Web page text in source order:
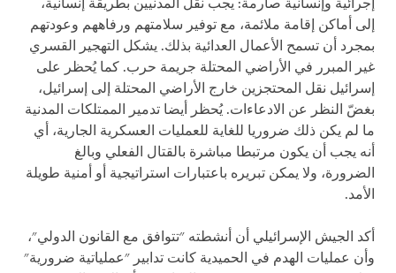
إجرائية وإنسانية صارمة: يجب نقل المدنيين بطريقة إنسانية،
إلى أماكن إقامة ملائمة، مع توفير سلامتهم ورفاههم وعودتهم
بمجرد أن تسمح الأعمال العدائية بذلك. يشكل التهجير القسري
غير المبرر في الأراضي المحتلة جريمة حرب. كما يُحظر على
إسرائيل نقل المحتجزين خارج الأراضي المحتلة إلى إسرائيل،
بغضّ النظر عن الادعاءات. يُحظر أيضا تدمير الممتلكات المدنية
ما لم يكن ذلك ضروريا للغاية للعمليات العسكرية الجارية، أي
أنه يجب أن يكون مرتبطا مباشرة بالقتال الفعلي وبالغ
الضرورة، ولا يمكن تبريره باعتبارات استراتيجية أو أمنية طويلة
الأمد.
أكد الجيش الإسرائيلي أن أنشطته "تتوافق مع القانون الدولي"،
وأن عمليات الهدم في الحميدية كانت تدابير "عملياتية ضرورية"